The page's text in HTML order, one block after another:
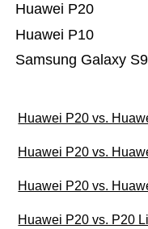
Samsung Galaxy S9
Huawei P10
Huawei P20
Huawei P20 vs.
Huawei P20 vs.
Huawei P20 vs.
Huawei P20 vs. P20